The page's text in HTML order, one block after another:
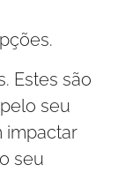
Estes são
seu
impactar
seu